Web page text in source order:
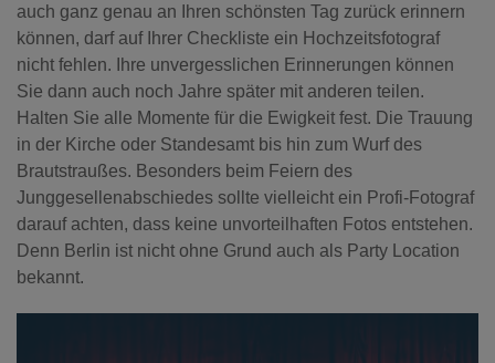
auch ganz genau an Ihren schönsten Tag zurück erinnern
können, darf auf Ihrer Checkliste ein Hochzeitsfotograf
nicht fehlen. Ihre unvergesslichen Erinnerungen können
Sie dann auch noch Jahre später mit anderen teilen.
Halten Sie alle Momente für die Ewigkeit fest. Die Trauung
in der Kirche oder Standesamt bis hin zum Wurf des
Brautstraußes. Besonders beim Feiern des
Junggesellenabschiedes sollte vielleicht ein Profi-Fotograf
darauf achten, dass keine unvorteilhaften Fotos entstehen.
Denn Berlin ist nicht ohne Grund auch als Party Location
bekannt.